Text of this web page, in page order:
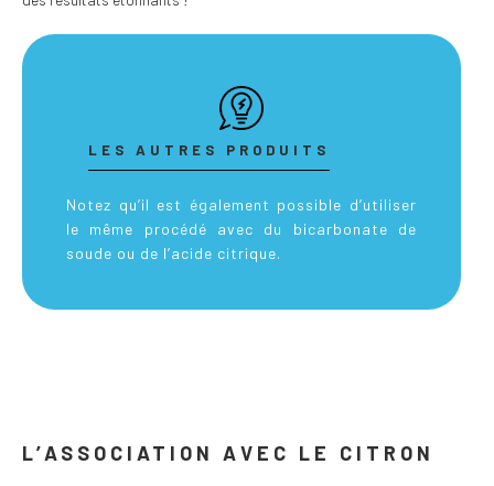
LES AUTRES PRODUITS
Notez qu’il est également possible d’utiliser
le même procédé avec du bicarbonate de
soude ou de l’acide citrique.
L’ASSOCIATION AVEC LE CITRON